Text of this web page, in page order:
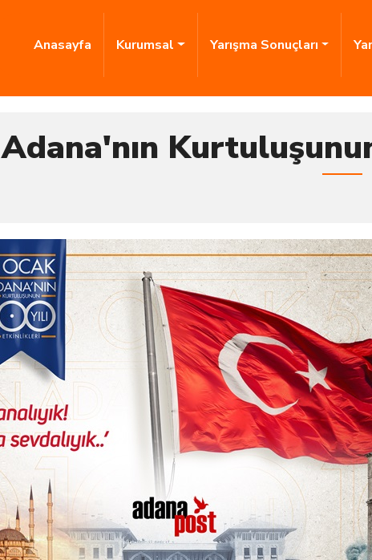
Anasayfa Kurumsal Yarışma Sonuçları
Adana'nın